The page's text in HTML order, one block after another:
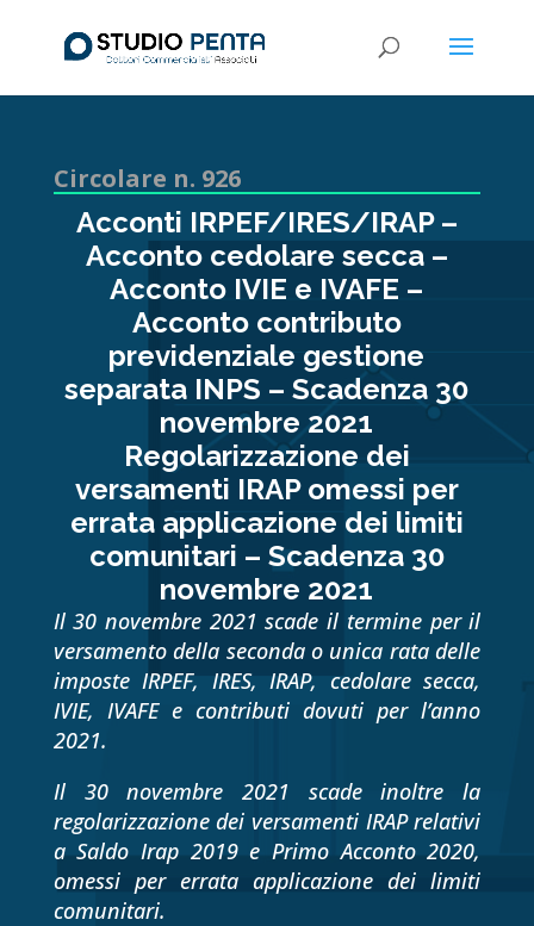
Circolare n. 926
Acconti IRPEF/IRES/IRAP –
Acconto cedolare secca –
Acconto IVIE e IVAFE –
Acconto contributo
previdenziale gestione
separata INPS – Scadenza 30
novembre 2021
Regolarizzazione dei
versamenti IRAP omessi per
errata applicazione dei limiti
comunitari – Scadenza 30
novembre 2021
Il 30 novembre 2021 scade il termine per il
versamento della seconda o unica rata delle
imposte IRPEF, IRES, IRAP, cedolare secca,
IVIE, IVAFE e contributi dovuti per l’anno
2021.
Il 30 novembre 2021 scade inoltre la
regolarizzazione dei versamenti IRAP relativi
a Saldo Irap 2019 e Primo Acconto 2020,
omessi per errata applicazione dei limiti
comunitari.